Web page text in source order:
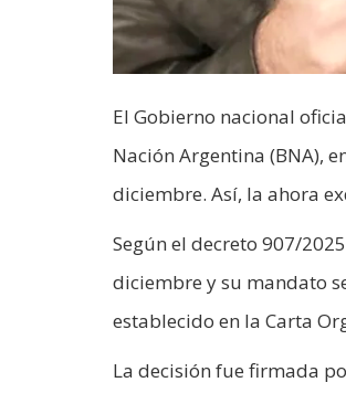
El Gobierno nacional
Nación Argentina (BNA),
diciembre. Así, la ahora
Según el decreto 907/
diciembre y su mandato
establecido en la Carta
La decisión fue firmada